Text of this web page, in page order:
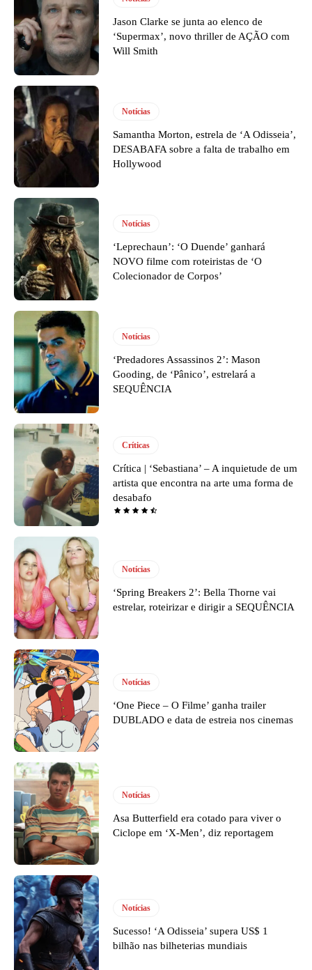
Jason Clarke se junta ao elenco de
‘Supermax’, novo thriller de AÇÃO com
Will Smith
Notícias
Samantha Morton, estrela de ‘A Odisseia’,
DESABAFA sobre a falta de trabalho em
Hollywood
Notícias
‘Leprechaun’: ‘O Duende’ ganhará
NOVO filme com roteiristas de ‘O
Colecionador de Corpos’
Notícias
‘Predadores Assassinos 2’: Mason
Gooding, de ‘Pânico’, estrelará a
SEQUÊNCIA
Críticas
Crítica | ‘Sebastiana’ – A inquietude de um
artista que encontra na arte uma forma de
desabafo
Notícias
‘Spring Breakers 2’: Bella Thorne vai
estrelar, roteirizar e dirigir a SEQUÊNCIA
Notícias
‘One Piece – O Filme’ ganha trailer
DUBLADO e data de estreia nos cinemas
Notícias
Asa Butterfield era cotado para viver o
Ciclope em ‘X-Men’, diz reportagem
Notícias
Sucesso! ‘A Odisseia’ supera US$ 1
bilhão nas bilheterias mundiais